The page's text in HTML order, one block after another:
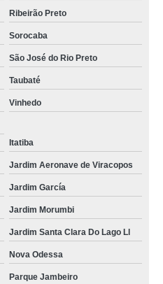
Ribeirão Preto
Sorocaba
São José do Rio Preto
Taubaté
Vinhedo
Itatiba
Jardim Aeronave de Viracopos
Jardim García
Jardim Morumbi
Jardim Santa Clara Do Lago Ll
Nova Odessa
Parque Jambeiro